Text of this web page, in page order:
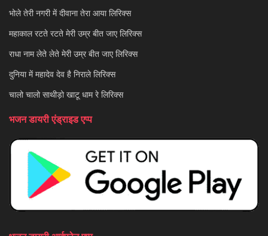
भोले तेरी नगरी में दीवाना तेरा आया लिरिक्स
महाकाल रटते रटते मेरी उम्र बीत जाए लिरिक्स
राधा नाम लेते लेते मेरी उम्र बीत जाए लिरिक्स
दुनिया में महादेव देव है निराले लिरिक्स
चालो चालो साथीड़ो खाटू धाम रे लिरिक्स
भजन डायरी एंड्राइड एप्प